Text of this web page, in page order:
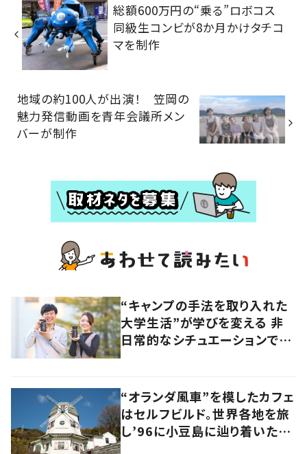
総額600万円の“乗る”ロボコス
同級生コンビが8か月かけタチコ
マを制作
地域の約100人が出演！ 笠岡の
魅力発信動画を青年会議所メン
バーが制作
“キャンプの手法を取り入れた
大学生活”が学びを変える 非
日常的なシチュエーションで
“オランダ風車”を模したカフェ
はセルフビルド。世界各地を旅
し’96に小豆島に辿り着いた家